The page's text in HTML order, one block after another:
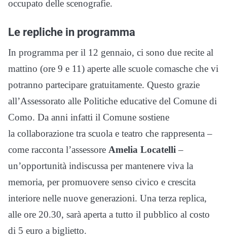
occupato delle scenografie.
Le repliche in programma
In programma per il 12 gennaio, ci sono due recite al
mattino (ore 9 e 11) aperte alle scuole comasche che vi
potranno partecipare gratuitamente. Questo grazie
all’Assessorato alle Politiche educative del Comune di
Como. Da anni infatti il Comune sostiene
la collaborazione tra scuola e teatro che rappresenta –
come racconta l’assessore Amelia Locatelli –
un’opportunità indiscussa per mantenere viva la
memoria, per promuovere senso civico e crescita
interiore nelle nuove generazioni. Una terza replica,
alle ore 20.30, sarà aperta a tutto il pubblico al costo
di 5 euro a biglietto.